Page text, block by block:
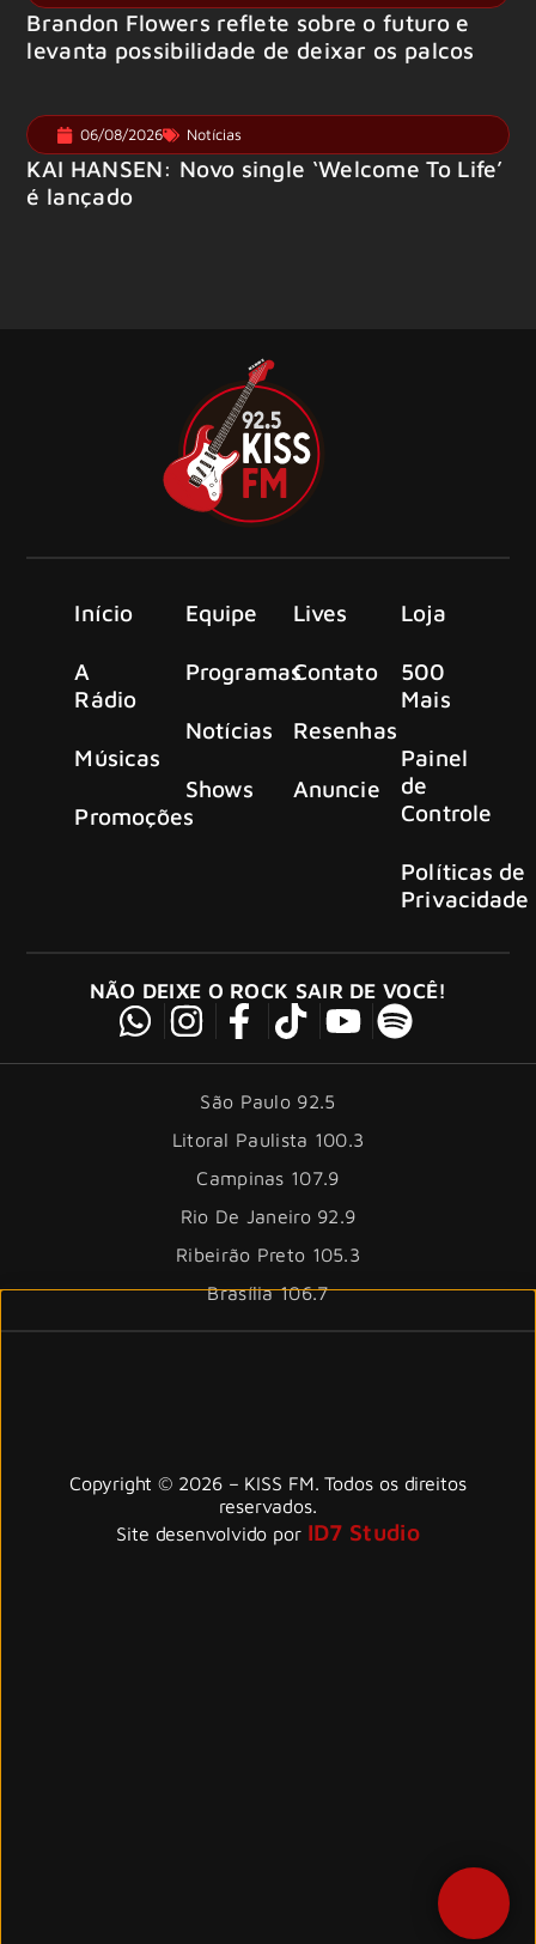
Brandon Flowers reflete sobre o futuro e
levanta possibilidade de deixar os palcos
06/08/2026 Notícias
KAI HANSEN: Novo single ‘Welcome To Life’
é lançado
Início
A
Rádio
Músicas
Promoções
Equipe
Programas
Notícias
Shows
Lives
Contato
Resenhas
Anuncie
Loja
500
Mais
Painel
de
Controle
Políticas de
Privacidade
NÃO DEIXE O ROCK SAIR DE VOCÊ!
São Paulo 92.5
Litoral Paulista 100.3
Campinas 107.9
Rio De Janeiro 92.9
Ribeirão Preto 105.3
Brasília 106.7
Copyright © 2026 – KISS FM. Todos os direitos
reservados.
Site desenvolvido por ID7 Studio